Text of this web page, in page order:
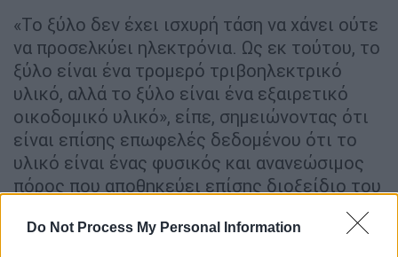
Do Not Process My Personal Information
«Το ξύλο δεν έχει ισχυρή τάση να χάνει ούτε
να προσελκύει ηλεκτρόνια. Ως εκ τούτου, το
ξύλο είναι ένα τρομερό τριβοηλεκτρικό
υλικό, αλλά το ξύλο είναι ένα εξαιρετικό
οικοδομικό υλικό», είπε, σημειώνοντας ότι
είναι επίσης επωφελές δεδομένου ότι το
υλικό είναι ένας φυσικός και ανανεώσιμος
πόρος που αποθηκεύει επίσης διοξείδιο του